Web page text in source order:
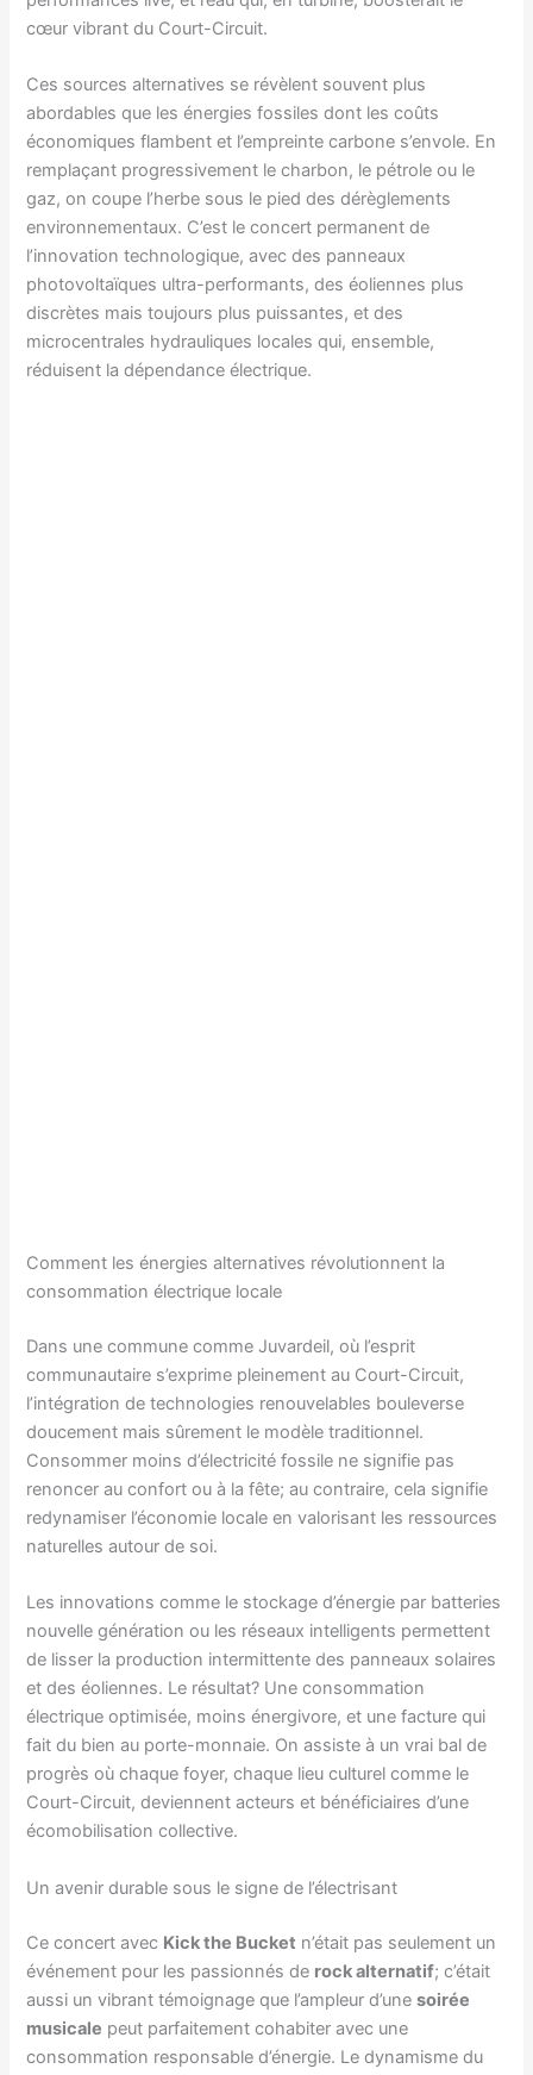
cœur vibrant du Court-Circuit.
Ces sources alternatives se révèlent souvent plus
abordables que les énergies fossiles dont les coûts
économiques flambent et l’empreinte carbone s’envole. En
remplaçant progressivement le charbon, le pétrole ou le
gaz, on coupe l’herbe sous le pied des dérèglements
environnementaux. C’est le concert permanent de
l’innovation technologique, avec des panneaux
photovoltaïques ultra-performants, des éoliennes plus
discrètes mais toujours plus puissantes, et des
microcentrales hydrauliques locales qui, ensemble,
réduisent la dépendance électrique.
Comment les énergies alternatives révolutionnent la
consommation électrique locale
Dans une commune comme Juvardeil, où l’esprit
communautaire s’exprime pleinement au Court-Circuit,
l’intégration de technologies renouvelables bouleverse
doucement mais sûrement le modèle traditionnel.
Consommer moins d’électricité fossile ne signifie pas
renoncer au confort ou à la fête; au contraire, cela signifie
redynamiser l’économie locale en valorisant les ressources
naturelles autour de soi.
Les innovations comme le stockage d’énergie par batteries
nouvelle génération ou les réseaux intelligents permettent
de lisser la production intermittente des panneaux solaires
et des éoliennes. Le résultat? Une consommation
électrique optimisée, moins énergivore, et une facture qui
fait du bien au porte-monnaie. On assiste à un vrai bal de
progrès où chaque foyer, chaque lieu culturel comme le
Court-Circuit, deviennent acteurs et bénéficiaires d’une
écomobilisation collective.
Un avenir durable sous le signe de l’électrisant
Ce concert avec Kick the Bucket n’était pas seulement un
événement pour les passionnés de rock alternatif; c’était
aussi un vibrant témoignage que l’ampleur d’unesoirée
musicale peut parfaitement cohabiter avec une
consommation responsable d’énergie. Le dynamisme du